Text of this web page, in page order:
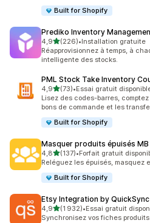
Built for Shopify
Prediko Inventory
4,9étoile(s) sur 5
(226)
226 avis au total
•Installation gratuite
Réapprovisionnez à temps, à
intelligente des stocks.
PML Stock Take Inventory
4,9étoile(s) sur 5
(73)
73 avis au total
•Essai gratuit
Lisez des codes-barres,
bons de commande et les
Built for Shopify
Masquer produits épuisés MB
4,8étoile(s) sur 5
(137)
137 avis au total
•Forfait gratuit
Reléguez les épuisés, masquez
Built for Shopify
Etsy Integration by QuickSync
4,9étoile(s) sur 5
(1 932)
1932 avis au total
•Essai gratuit
Synchronisez vos fiches